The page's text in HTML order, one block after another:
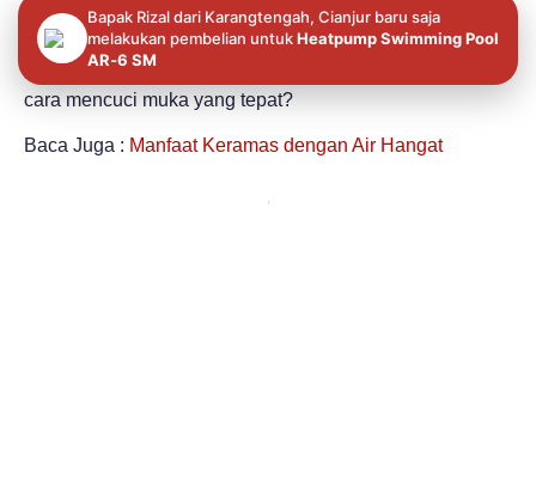
benar supaya menghasilkan kulit wajah bersih dan sehat.
Selalu ikuti panduan di atas untuk terhindar risiko yang
tak diinginkan. Jadi, apakah Anda sudah menerapkan
cara mencuci muka yang tepat?
Baca Juga : Manfaat Keramas dengan Air Hangat
Bapak Rizal dari Karangtengah, Cianjur baru saja
melakukan pembelian untukHeatpump Swimming Pool
AR‐6 SM